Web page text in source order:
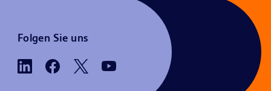
Folgen Sie uns